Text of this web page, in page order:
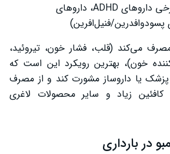
داروهای محرک (برخی داروهای ADHD، داروهای
فنیل‌افرین)
می‌کند (قلب، فشار خون، تیروئید،
خون)، بهترین رویکرد این است که
پزشک یا داروساز مشورت کند و از مصرف
زیاد و سایر محصولات لاغری
در بارداری